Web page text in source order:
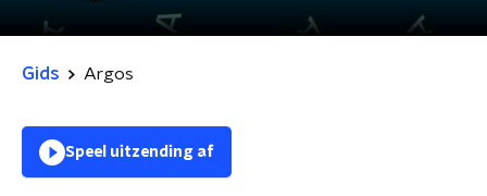
Gids Argos
Speel uitzending af